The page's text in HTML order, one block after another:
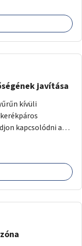
javítása
kívüli
kapcsolódni a
kezdődően a
biztosítani az István
a Zichy
Damjanich utca